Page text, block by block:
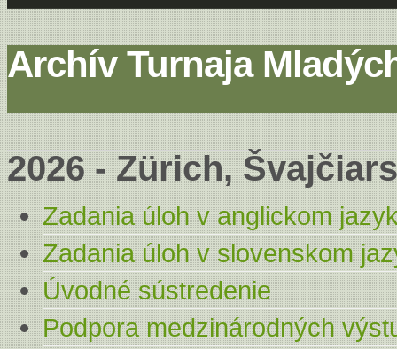
Archív Turnaja
2026 - Zürich,
Zadania úloh v anglickom
Zadania úloh v slovenskom
Úvodné sústredenie
Podpora medzinárodných